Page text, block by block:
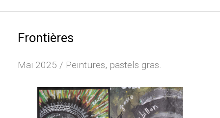
Frontières
Mai 2025 / Peintures, pastels gras.